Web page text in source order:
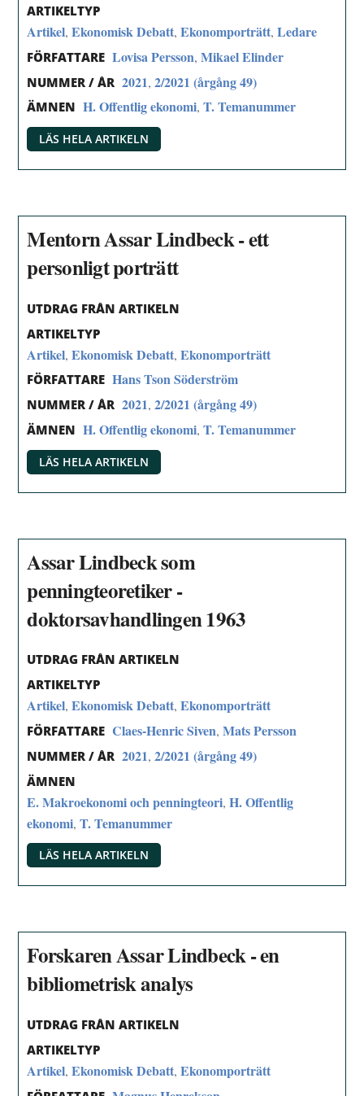
ARTIKELTYP
Artikel,Ekonomisk Debatt,Ekonomporträtt,Ledare
FÖRFATTARE Lovisa Persson,Mikael Elinder
NUMMER / ÅR 2021,2/2021 (årgång 49)
ÄMNEN H. Offentlig ekonomi,T. Temanummer
LÄS HELA ARTIKELN
Mentorn Assar Lindbeck - ett
personligt porträtt
UTDRAG FRÅN ARTIKELN
ARTIKELTYP
Artikel,Ekonomisk Debatt,Ekonomporträtt
FÖRFATTARE Hans Tson Söderström
NUMMER / ÅR 2021,2/2021 (årgång 49)
ÄMNEN H. Offentlig ekonomi,T. Temanummer
LÄS HELA ARTIKELN
Assar Lindbeck som
penningteoretiker -
doktorsavhandlingen 1963
UTDRAG FRÅN ARTIKELN
ARTIKELTYP
Artikel,Ekonomisk Debatt,Ekonomporträtt
FÖRFATTARE Claes-Henric Siven,Mats Persson
NUMMER / ÅR 2021,2/2021 (årgång 49)
ÄMNEN
E. Makroekonomi och penningteori,H. Offentlig
ekonomi,T. Temanummer
LÄS HELA ARTIKELN
Forskaren Assar Lindbeck - en
bibliometrisk analys
UTDRAG FRÅN ARTIKELN
ARTIKELTYP
Artikel,Ekonomisk Debatt,Ekonomporträtt